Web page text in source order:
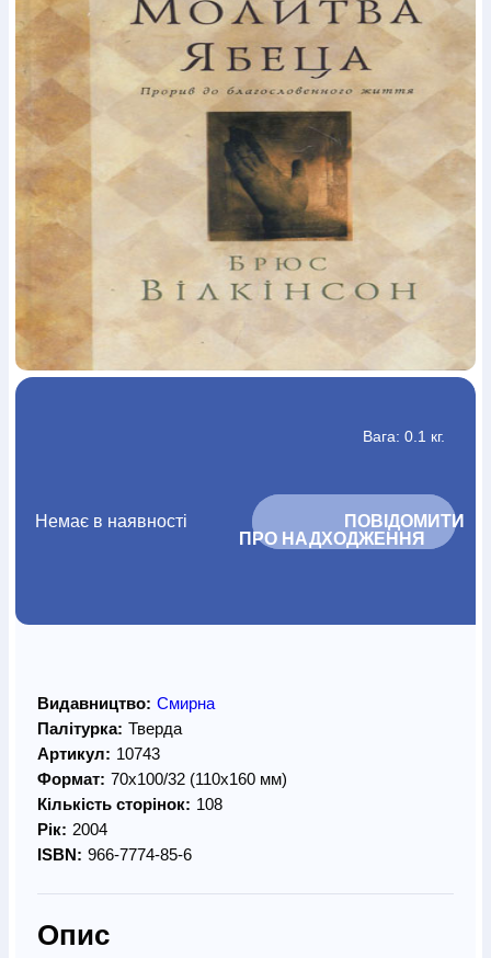
Богослов`я
Шлюб і сім`яЮдаїзм
Супутні товари
Періодика
Аудіо Ручки кульковіВідео
Галантерея
Закладки для книг Футболки БрелокиСумки Біжутерія
Блокноти
Щоденники / щотижневикиВироби з дерева
Вироби з кераміки і глини
Вироби з срібла
Картини
Навчальні мапи
Шкіряні виробиМагнітиМеталеві
вироби
Міні-лампи НаклейкиНастільні ігри
Пакети
подарункові
Плакати Пластмасові вироби
Хустки
Подарункові картки
Розвиваючі ігриРепринти
Свічки
Зошити
Чохли на БибліїГоловні убори
Календарі
Канцелярскі товариКомп`ютерні ігри
Листівки
Сувенирна продукція ГодинникиПазли
Книга в комплекті
За додатковою інформацією дзвоніть за номером:+38
Вага: 0.1 кг.
Немає в наявності
			ПОВІДОМИТИ
ПРО НАДХОДЖЕННЯ
Видавництво: Смирна
Палітурка: Тверда
Артикул: 10743
Формат: 70х100/32 (110х160 мм)
Кількість сторінок: 108
Рік: 2004
ISBN: 966-7774-85-6
Опис